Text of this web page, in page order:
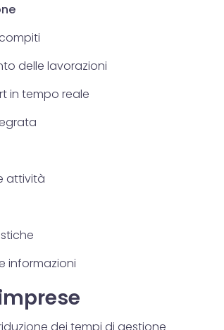
delle lavorazioni
in tempo reale
attività
informazioni
dei tempi di gestione